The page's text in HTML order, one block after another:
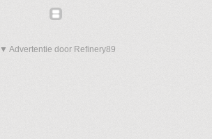
▼ Advertentie door Refinery89